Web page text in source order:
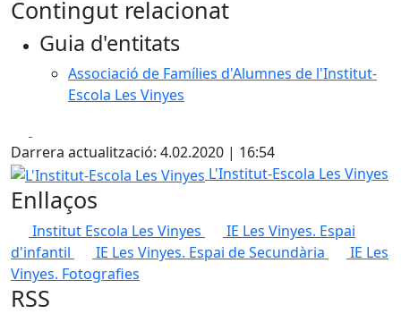
+
−
Contingut relacionat
Guia d'entitats
Associació de Famílies d'Alumnes de l'Institut-
Escola Les Vinyes
Darrera actualització: 4.02.2020 | 16:54
L'Institut-Escola Les Vinyes
L'Institut-Escola Les Vinyes
Enllaços
Institut Escola Les Vinyes
IE Les Vinyes. Espai
d'infantil
IE Les Vinyes. Espai de Secundària
IE Les
Vinyes. Fotografies
RSS